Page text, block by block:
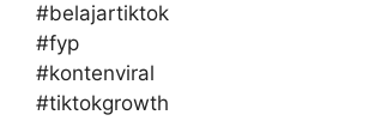
#belajartiktok
#fyp
#kontenviral
#tiktokgrowth